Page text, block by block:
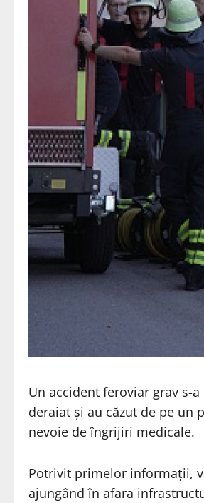
Un accident feroviar grav s-
deraiat și au căzut de pe un
nevoie de îngrijiri medicale.
Potrivit primelor informații,
ajungând în afara